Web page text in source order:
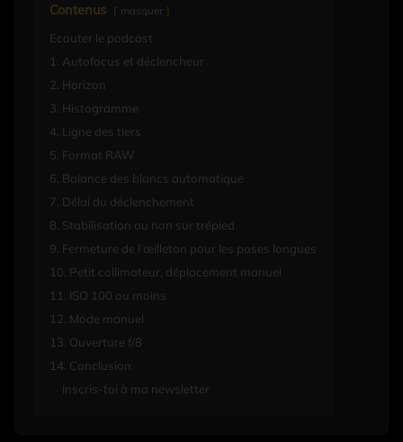
Contenus masquer
Ecouter le podcast
1. Autofocus et déclencheur
2. Horizon
3. Histogramme
4. Ligne des tiers
5. Format RAW
6. Balance des blancs automatique
7. Délai du déclenchement
8. Stabilisation ou non sur trépied
9. Fermeture de l’œilleton pour les poses longues
10. Petit collimateur, déplacement manuel
11. ISO 100 ou moins
12. Mode manuel
13. Ouverture f/8
14. Conclusion
Inscris-toi à ma newsletter